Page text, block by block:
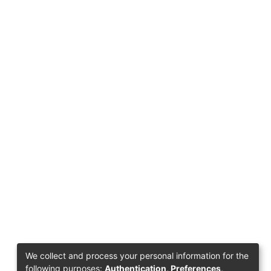
We collect and process your personal information for the
following purposes: Authentication, Preferences,